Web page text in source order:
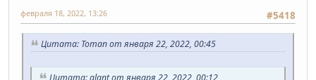
#5418
февраля 18, 2022, 13:26
Цитата: Toman от января 22, 2022, 00:45
Цитата: alant от января 22, 2022, 00:12